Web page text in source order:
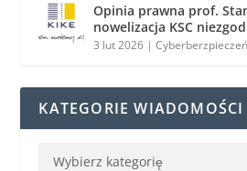
Opinia prawna prof.
nowelizacja KSC
3 lut 2026 |
KATEGORIE WIADOMOŚCI